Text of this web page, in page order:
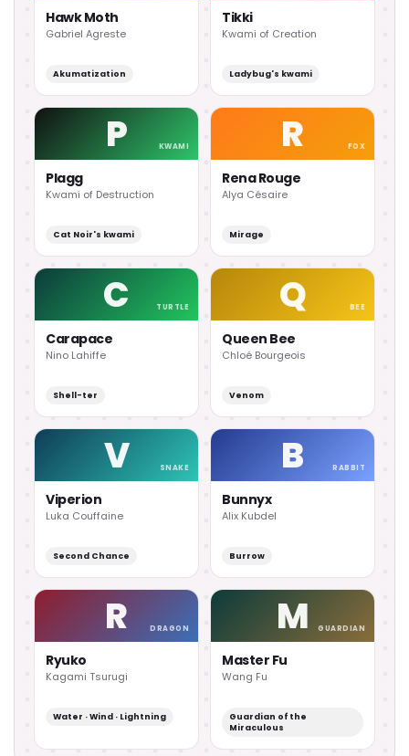
Hawk Moth
Gabriel Agreste
Akumatization
Tikki
Kwami of Creation
Ladybug's kwami
P KWAMI
Plagg
Kwami of Destruction
Cat Noir's kwami
R FOX
Rena Rouge
Alya Césaire
Mirage
C TURTLE
Carapace
Nino Lahiffe
Shell-ter
Q BEE
Queen Bee
Chloé Bourgeois
Venom
V SNAKE
Viperion
Luka Couffaine
Second Chance
B RABBIT
Bunnyx
Alix Kubdel
Burrow
R DRAGON
Ryuko
Kagami Tsurugi
Water · Wind · Lightning
M GUARDIAN
Master Fu
Wang Fu
Guardian of the
Miraculous